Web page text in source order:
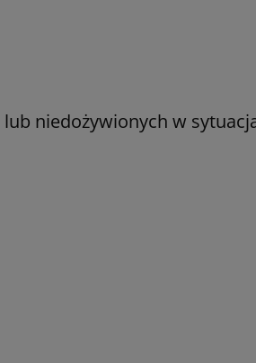
niedożywionych w